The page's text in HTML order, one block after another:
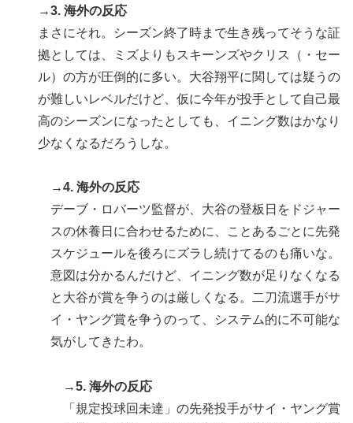
→3. 海外の反応
まさにそれ。シーズン終了時まで生き残ってそうな証
拠としては、ミズよりもスキーンズやクリス（・セー
ル）の方が圧倒的に多い。大谷翔平に関しては疑うの
が難しいレベルだけど、仮に今年が投手として自己最
高のシーズンになったとしても、イニング数はかなり
少なくなるだろうしな。
→4. 海外の反応
デーブ・ロバーツ監督が、大谷の登板日をドジャー
スの休養日に合わせるために、ことあるごとに先発
スケジュールを後ろにズラし続けてるのも痛いな。
意図は分かるんだけど、イニング数が足りなくなる
と大谷が賞を争うのは厳しくなる。二刀流選手がサ
イ・ヤング賞を争うのって、システム的に不可能な
気がしてきたわ。
→5. 海外の反応
「規定投球回未達」の先発投手がサイ・ヤング賞